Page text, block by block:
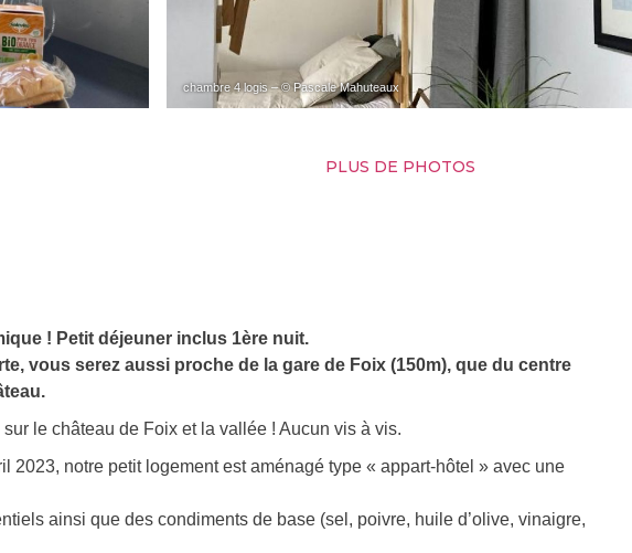
chambre 4 logis – © Pascale Mahuteaux
PLUS DE PHOTOS
! Petit déjeuner inclus 1ère nuit.
vous serez aussi proche de la gare de Foix (150m), que du centre
le château de Foix et la vallée ! Aucun vis à vis.
2023, notre petit logement est aménagé type « appart-hôtel » avec une
ainsi que des condiments de base (sel, poivre, huile d’olive, vinaigre,